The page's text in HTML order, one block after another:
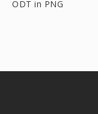
ODT in PNG